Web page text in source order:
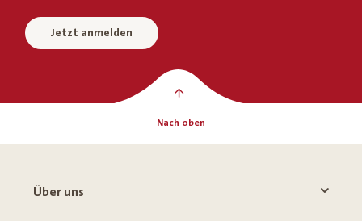
Jetzt anmelden
Nach oben
Über uns